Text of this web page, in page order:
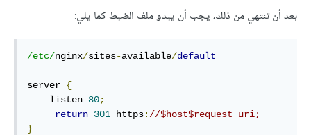
بعد أن تنتهي من ذلك، يجب أن يبدو ملف الضبط كما يلي:
/etc/nginx/sites-available/default
server {
    listen
80;
return 301 https: //$host$request_uri;
}